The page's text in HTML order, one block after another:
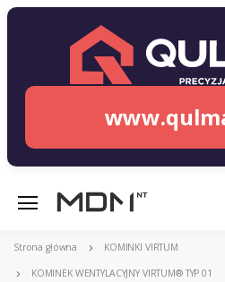
Strona główna KOMINKI VIRTUM
KOMINEK WENTYLACYJNY VIRTUM® TYP 01